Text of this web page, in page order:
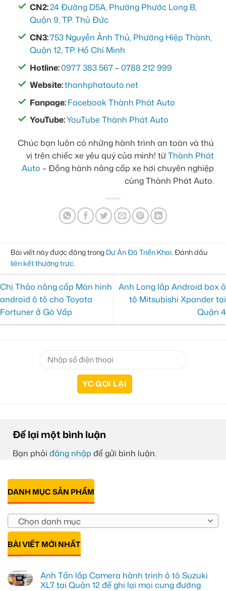
CN2:24 Đường D5A, Phường Phước Long B,
Quận 9, TP. Thủ Đức
CN3:753 Nguyễn Ảnh Thủ, Phường Hiệp Thành,
Quận 12, TP. Hồ Chí Minh
Hotline:0977 383 567 –0788 212 999
Website:thanhphatauto.net
Fanpage:Facebook Thành Phát Auto
YouTube:YouTube Thành Phát Auto
Chúc bạn luôn có những hành trình an toàn và thú
vị trên chiếc xe yêu quý của mình! từThành Phát
Auto – Đồng hành nâng cấp xe hơi chuyên nghiệp
cùng Thành Phát Auto.
Bài viết này được đăng trong Dự Án Đã Triển Khai. Đánh dấu
liên kết thường trực.
Chị Thảo nâng cấp Màn hình
android ô tô cho Toyota
Fortuner ở Gò Vấp
Anh Long lắp Android box ô
tô Mitsubishi Xpander tại
Quận 4
Để lại một bình luận
Bạn phải đăng nhập để gửi bình luận.
DANH MỤC SẢN PHẨM
Chọn danh mục
BÀI VIẾT MỚI NHẤT
Anh Tấn lắp Camera hành trình ô tô Suzuki
XL7 tại Quận 12 để ghi lại mọi cung đường